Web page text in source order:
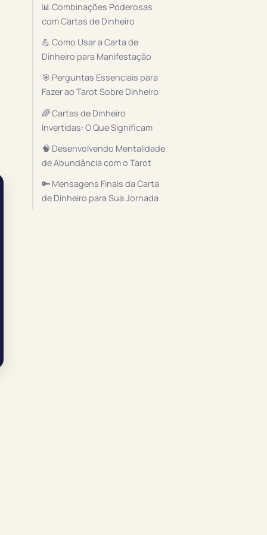
📊 Combinações Poderosas
com Cartas de Dinheiro
💪 Como Usar a Carta de
Dinheiro para Manifestação
🎯 Perguntas Essenciais para
Fazer ao Tarot Sobre Dinheiro
🌈 Cartas de Dinheiro
Invertidas: O Que Significam
🧠 Desenvolvendo Mentalidade
de Abundância com o Tarot
🔑 Mensagens Finais da Carta
de Dinheiro para Sua Jornada